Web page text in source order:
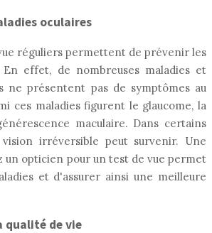
oculaires
réguliers permettent de prévenir les
En effet, de nombreuses maladies et
ne présentent pas de symptômes au
ces maladies figurent le glaucome, la
maculaire. Dans certains
irréversible peut survenir. Une
un opticien pour un test de vue permet
et d'assurer ainsi une meilleure
qualité de vie